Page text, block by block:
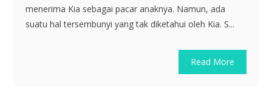
menerima Kia sebagai pacar anaknya. Namun, ada
suatu hal tersembunyi yang tak diketahui oleh Kia. S...
Read More